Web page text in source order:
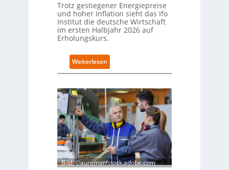
B
i
t
k
m
-
D
S
I
-
I
n
d
e
x
a
Trotz gestiegener Energiepreise
und hoher Inflation sieht das Ifo
Institut die deutsche Wirtschaft
im ersten Halbjahr 2026 auf
Erholungskurs.
Weiterlesen:
D
u
t
s
c
h
e
W
i
r
Bild: ©auremar/stock.adobe.com